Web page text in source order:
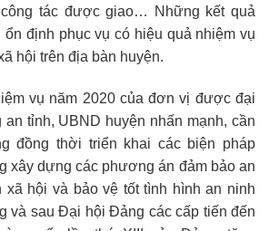
tác được giao… Những kết quả
định phục vụ có hiệu quả nhiệm vụ
hội trên địa bàn huyện.
vụ năm 2020 của đơn vị được đại
tỉnh, UBND huyện nhấn mạnh, cần
đồng thời triển khai các biện pháp
xây dựng các phương án đảm bảo an
xã hội và bảo vệ tốt tình hình an ninh
và sau Đại hội Đảng các cấp tiến đến